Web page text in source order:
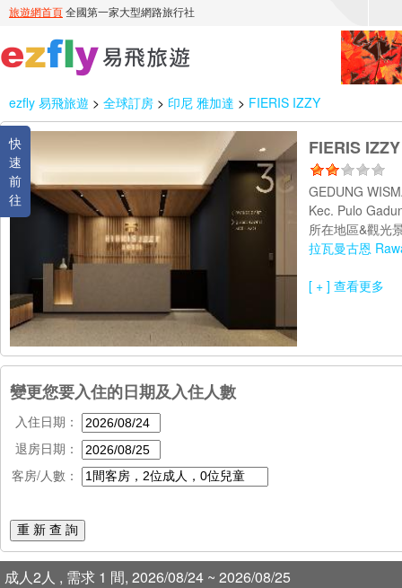
ezfly 易飛旅遊 > 全球訂房 > 印尼 雅加達 > FIERIS IZZY
快
速
前
往
FIERIS IZZY
GEDUNG
Kec. Pulo
所在地區&觀光
拉瓦曼古恩
[ + ] 查看更多
變更您要入住的日期及入住人數
入住日期：
退房日期：
客房/人數：
重 新 查 詢
成人2人 , 需求 1 間, 2026/08/24 ~ 2026/08/25